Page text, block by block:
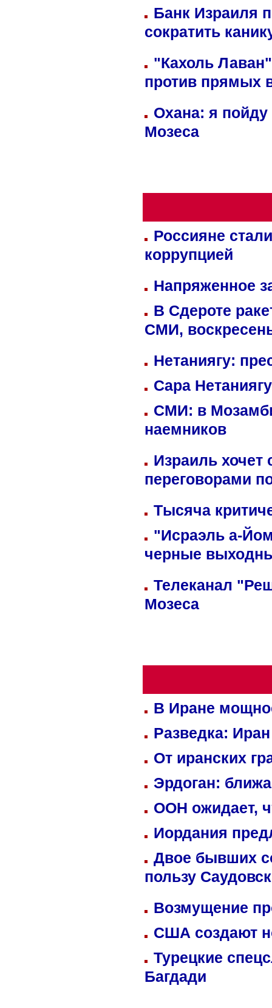
Банк Израиля
сократить
"Кахоль
против прямых
Охана: я пойду
Мозеса
Россияне
коррупцией
Напряженное
В Сдероте
СМИ,
Нетаниягу:
Сара
СМИ: в
наемников
Израиль хочет
переговорами
Тысяча
"Исраэль а-
черные
Телеканал
Мозеса
В Иране
Разведка:
От иранских
Эрдоган:
ООН ожидает,
Иордания
Двое бывших
пользу
Возмущение
США создают
Турецкие
Багдади